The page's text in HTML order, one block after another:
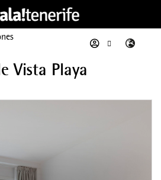
Vista Playa